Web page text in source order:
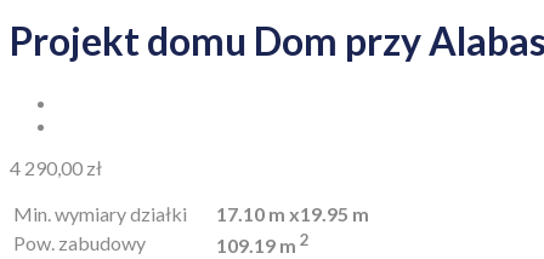
Projekt domu Dom przy
4 290,00 zł
Min. wymiary działki
17.10 m x19.95 m
Pow. zabudowy
109.19 m 2